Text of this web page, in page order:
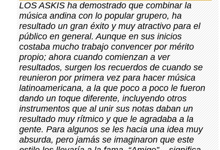
LOS ASKIS ha demostrado que combinar la
música andina con lo popular grupero, ha
resultado un gran éxito y muy atractivo para el
público en general. Aunque en sus inicios
costaba mucho trabajo convencer por mérito
propio; ahora cuando comienzan a ver
resultados, surgen los recuerdos de cuando se
reunieron por primera vez para hacer música
latinoamericana, a la que poco a poco le fueron
dando un toque diferente, incluyendo otros
instrumentos que al unir sus notas daban un
resultado muy rítmico y que le agradaba a la
gente. Para algunos se les hacia una idea muy
absurda, pero jamás se imaginaron que este